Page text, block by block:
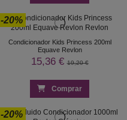
-20%
Condicionador Kids Princess 200ml
Equave Revlon
15,36 €19,20 €
Comprar
-20%